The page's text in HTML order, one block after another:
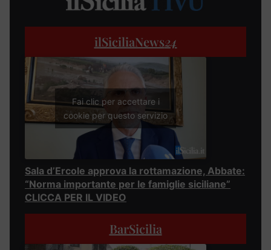
ilSiciliaNews24
Fai clic per accettare i
cookie per questo servizio
Sala d’Ercole approva la rottamazione, Abbate:
“Norma importante per le famiglie siciliane”
CLICCA PER IL VIDEO
BarSicilia